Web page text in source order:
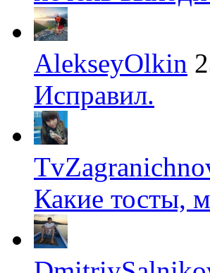
AlekseyOlkin
Исправил.
Какие тосты,